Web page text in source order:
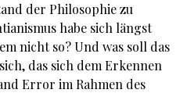
der Philosophie zu
habe sich längst
nicht so? Und was soll das
das sich dem Erkennen
Error im Rahmen des